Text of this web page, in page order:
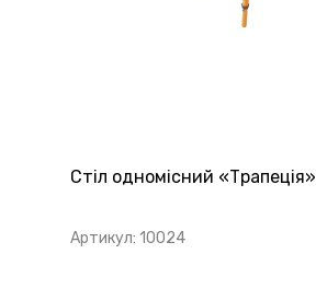
Стіл одномісний «Трапеція»
Артикул: 10024